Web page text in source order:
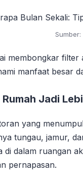
membongkar filter
manfaat besar
Rumah Jadi
yang
tungau, jamur,
di dalam ruangan
pernapasan.